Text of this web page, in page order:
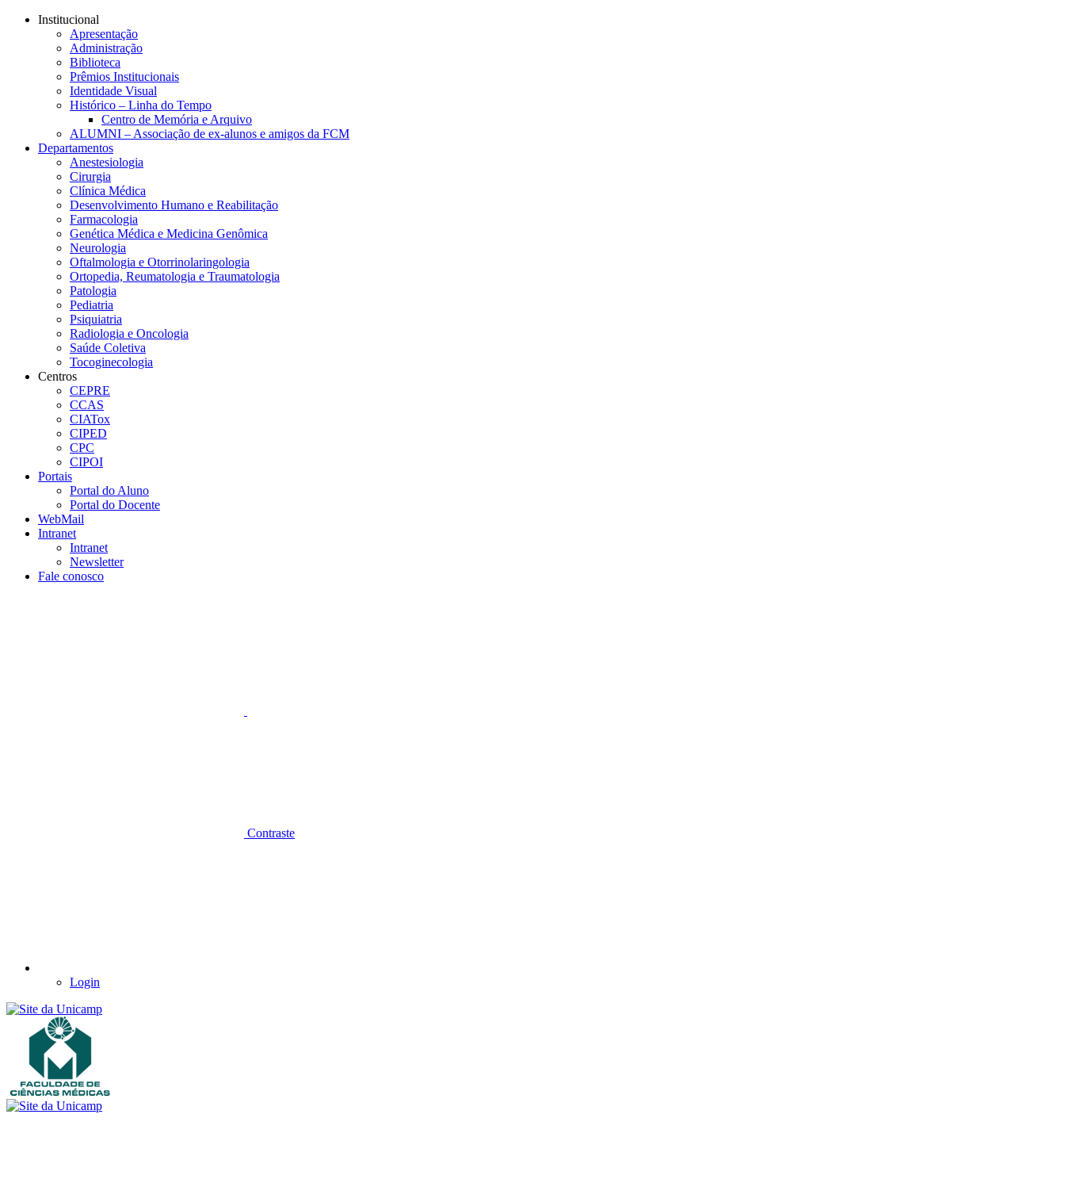
Conteúdo principal
Institucional
Apresentação
Administração
Biblioteca
Prêmios Institucionais
Identidade Visual
Histórico – Linha do Tempo
Centro de Memória e Arquivo
ALUMNI – Associação de ex-alunos e amigos da FCM
Departamentos
Anestesiologia
Cirurgia
Clínica Médica
Desenvolvimento Humano e Reabilitação
Farmacologia
Genética Médica e Medicina Genômica
Neurologia
Oftalmologia e Otorrinolaringologia
Ortopedia, Reumatologia e Traumatologia
Patologia
Pediatria
Psiquiatria
Radiologia e Oncologia
Saúde Coletiva
Tocoginecologia
Centros
CEPRE
CCAS
CIATox
CIPED
CPC
CIPOI
Portais
Portal do Aluno
Portal do Docente
WebMail
Intranet
Intranet
Newsletter
Fale conosco
Contraste
Login